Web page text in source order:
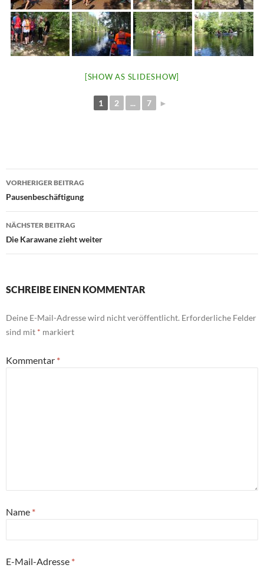
[SHOW AS SLIDESHOW]
1 2 ... 7 ►
Beitragsnavigation
VORHERIGER BEITRAG
Pausenbeschäftigung
NÄCHSTER BEITRAG
Die Karawane zieht weiter
SCHREIBE EINEN KOMMENTAR
Deine E-Mail-Adresse wird nicht veröffentlicht. Erforderliche Felder
sind mit * markiert
Kommentar *
Name *
E-Mail-Adresse *